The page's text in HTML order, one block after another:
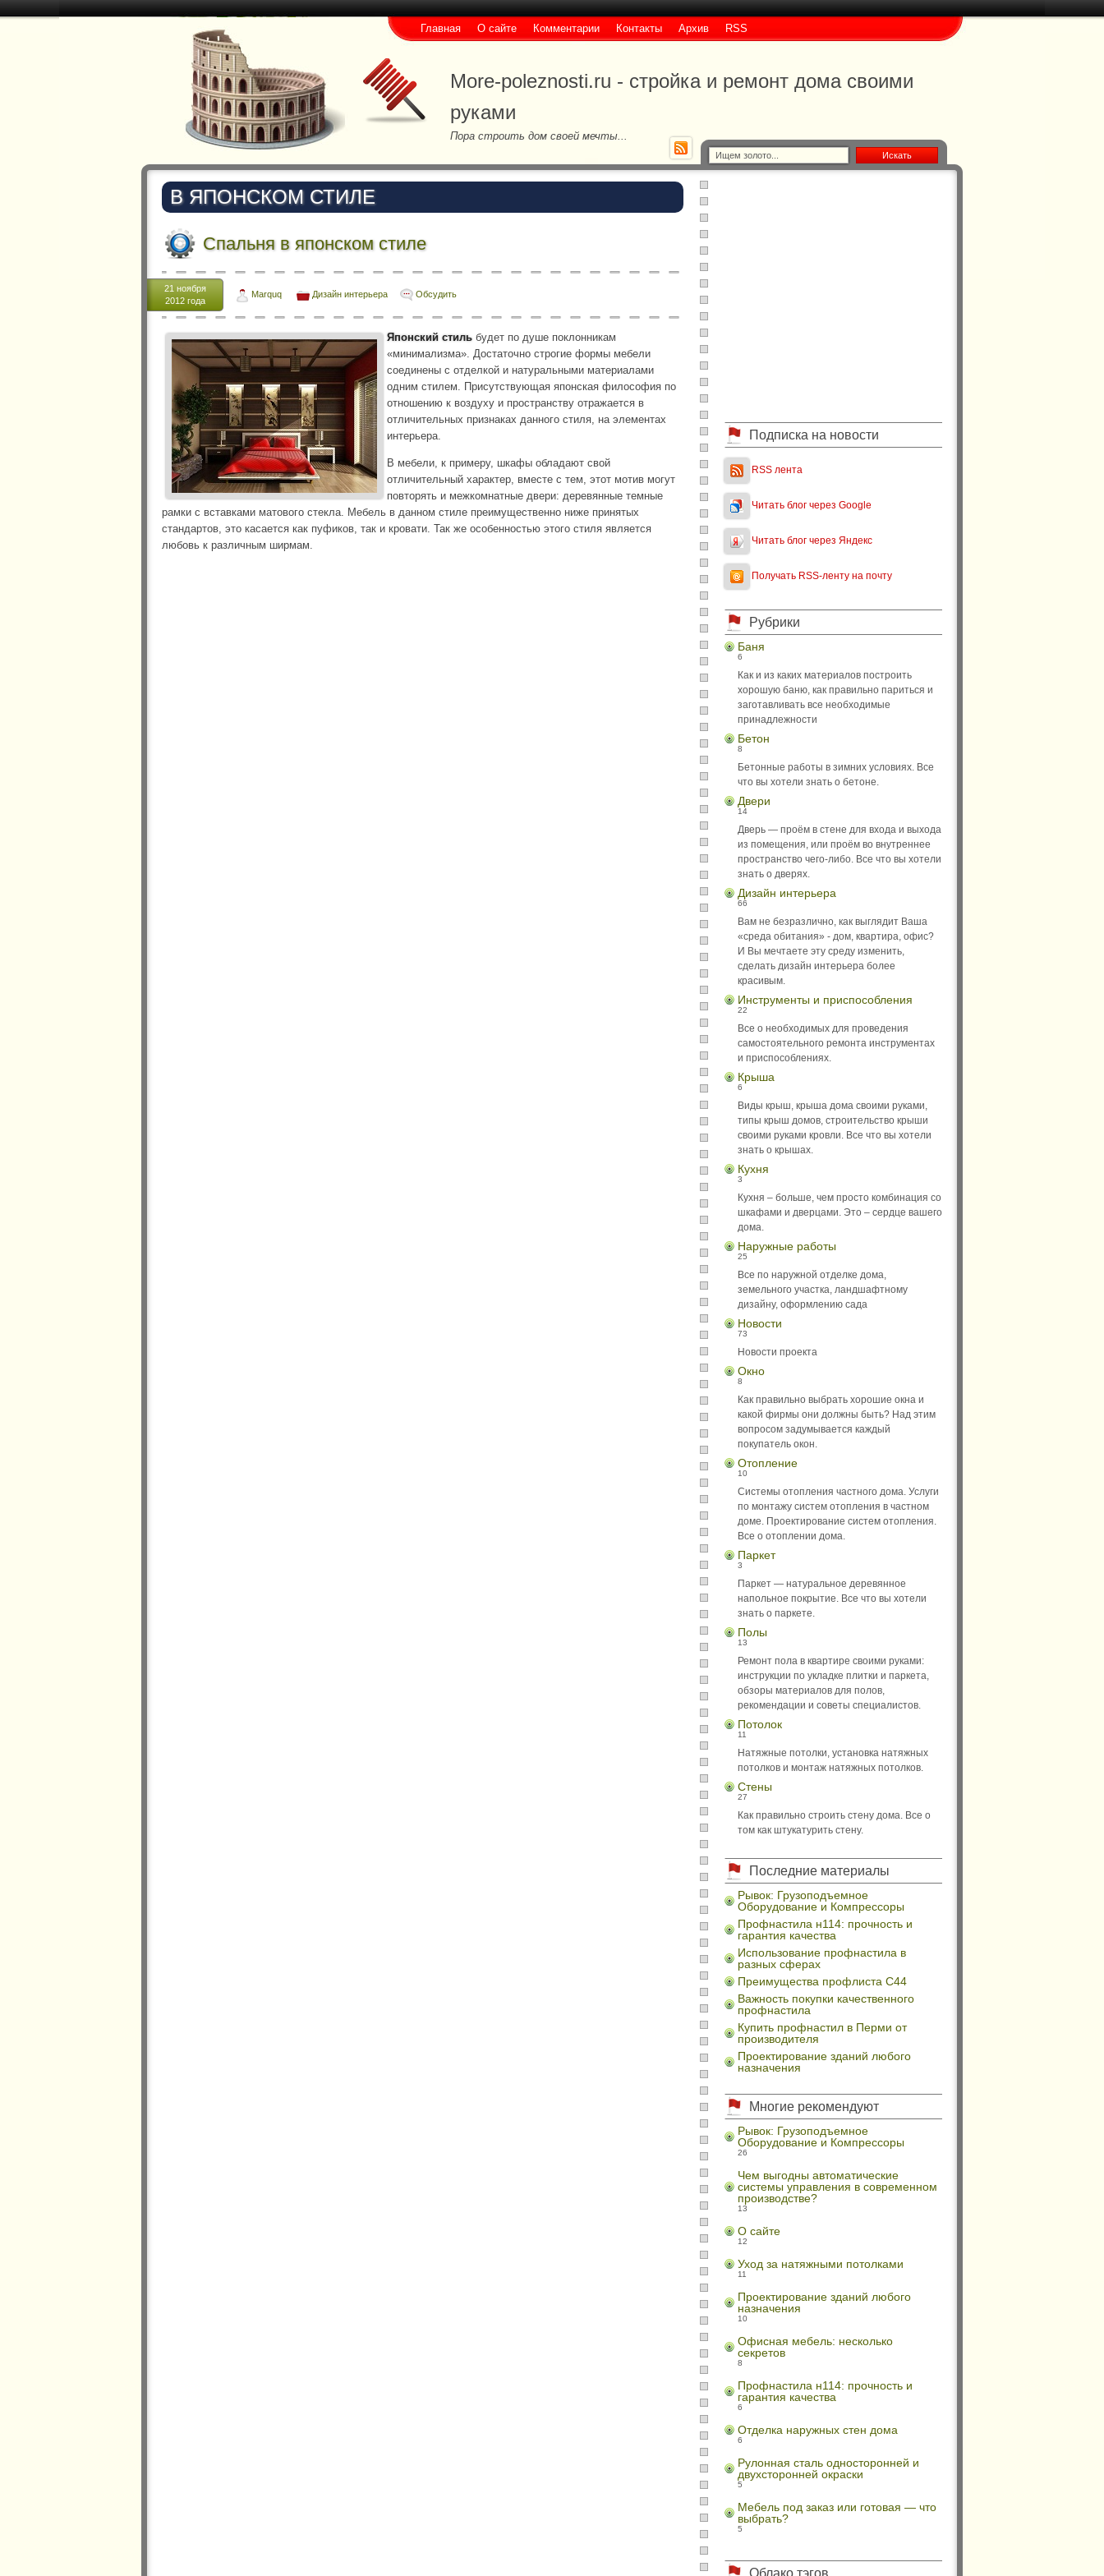
Искать
More-poleznosti.ru - стройка и ремонт дома своими
руками
Пора строить дом своей мечты...
Главная О сайте Комментарии Контакты Архив RSS
В ЯПОНСКОМ СТИЛЕ
Спальня в японском стиле
21 ноября
2012 года
Marquq Дизайн интерьера Обсудить
Японский стиль будет по душе поклонникам
«минимализма». Достаточно строгие формы мебели
соединены с отделкой и натуральными материалами
одним стилем. Присутствующая японская философия по
отношению к воздуху и пространству отражается в
отличительных признаках данного стиля, на элементах
интерьера.
В мебели, к примеру, шкафы обладают свой
отличительный характер, вместе с тем, этот мотив могут
повторять и межкомнатные двери: деревянные темные
рамки с вставками матового стекла. Мебель в данном стиле преимущественно ниже принятых
стандартов, это касается как пуфиков, так и кровати. Так же особенностью этого стиля является
любовь к различным ширмам.
Подписка на новости
RSS лента
Читать блог через Google
Читать блог через Яндекс
Получать RSS-ленту на почту
Рубрики
Баня
6
Как и из каких материалов построить
хорошую баню, как правильно париться и
заготавливать все необходимые
принадлежности
Бетон
8
Бетонные работы в зимних условиях. Все
что вы хотели знать о бетоне.
Двери
14
Дверь — проём в стене для входа и выхода
из помещения, или проём во внутреннее
пространство чего-либо. Все что вы хотели
знать о дверях.
Дизайн интерьера
66
Вам не безразлично, как выглядит Ваша
«среда обитания» - дом, квартира, офис?
И Вы мечтаете эту среду изменить,
сделать дизайн интерьера более
красивым.
Инструменты и приспособления
22
Все о необходимых для проведения
самостоятельного ремонта инструментах
и приспособлениях.
Крыша
6
Виды крыш, крыша дома своими руками,
типы крыш домов, строительство крыши
своими руками кровли. Все что вы хотели
знать о крышах.
Кухня
3
Кухня – больше, чем просто комбинация со
шкафами и дверцами. Это – сердце вашего
дома.
Наружные работы
25
Все по наружной отделке дома,
земельного участка, ландшафтному
дизайну, оформлению сада
Новости
73
Новости проекта
Окно
8
Как правильно выбрать хорошие окна и
какой фирмы они должны быть? Над этим
вопросом задумывается каждый
покупатель окон.
Отопление
10
Системы отопления частного дома. Услуги
по монтажу систем отопления в частном
доме. Проектирование систем отопления.
Все о отоплении дома.
Паркет
3
Паркет — натуральное деревянное
напольное покрытие. Все что вы хотели
знать о паркете.
Полы
13
Ремонт пола в квартире своими руками:
инструкции по укладке плитки и паркета,
обзоры материалов для полов,
рекомендации и советы специалистов.
Потолок
11
Натяжные потолки, установка натяжных
потолков и монтаж натяжных потолков.
Стены
27
Как правильно строить стену дома. Все о
том как штукатурить стену.
Последние материалы
Рывок: Грузоподъемное
Оборудование и Компрессоры
Профнастила н114: прочность и
гарантия качества
Использование профнастила в
разных сферах
Преимущества профлиста С44
Важность покупки качественного
профнастила
Купить профнастил в Перми от
производителя
Проектирование зданий любого
назначения
Многие рекомендуют
Рывок: Грузоподъемное
Оборудование и Компрессоры
26
Чем выгодны автоматические
системы управления в современном
производстве?
13
О сайте
12
Уход за натяжными потолками
11
Проектирование зданий любого
назначения
10
Офисная мебель: несколько
секретов
8
Профнастила н114: прочность и
гарантия качества
6
Отделка наружных стен дома
6
Рулонная сталь односторонней и
двухсторонней окраски
5
Мебель под заказ или готовая — что
выбрать?
5
Облако тэгов